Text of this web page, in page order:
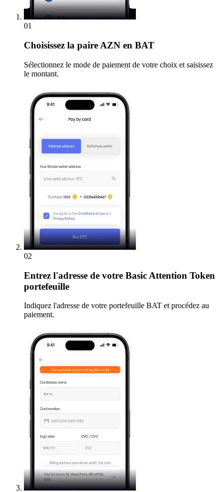
01
Choisissez la paire AZN en BAT
Sélectionnez le mode de paiement de votre choix et saisissez
le montant.
02
Entrez l'adresse de votre Basic Attention Token
portefeuille
Indiquez l'adresse de votre portefeuille BAT et procédez au
paiement.